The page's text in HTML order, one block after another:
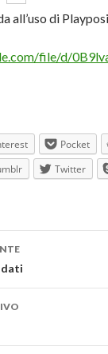
all’uso di
file/d/
Pocket
Twitter
dati